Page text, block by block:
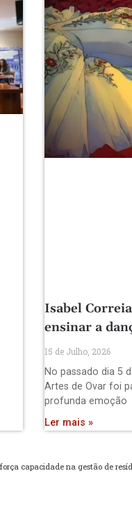
Isabel
ensinar a
15 de Julho, 2026
No passado dia 5
Artes de Ovar foi
profunda emoção
Ler mais »